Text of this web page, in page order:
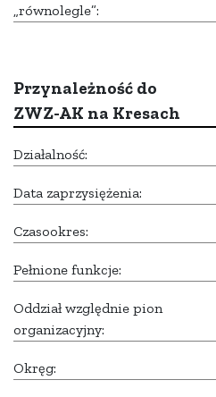
„równolegle”:
Przynależność do
ZWZ-AK na Kresach
Działalność:
Data zaprzysiężenia:
Czasookres:
Pełnione funkcje:
Oddział względnie pion
organizacyjny:
Okręg: